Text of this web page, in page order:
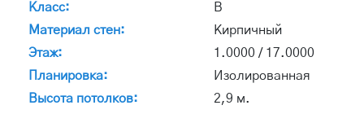
Класс:
B
Материал стен:
Кирпичный
Этаж:
1.0000 / 17.0000
Планировка:
Изолированная
Высота потолков:
2,9 м.